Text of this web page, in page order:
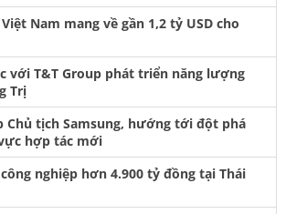
Nam mang về gần 1,2 tỷ USD cho
với T&T Group phát triển năng lượng
Trị
Chủ tịch Samsung, hướng tới đột phá
hợp tác mới
nghiệp hơn 4.900 tỷ đồng tại Thái